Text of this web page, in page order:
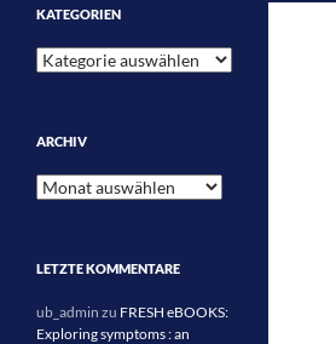
KATEGORIEN
Kategorien
ARCHIV
Archiv
LETZTE KOMMENTARE
ub_admin zu FRESH eBOOKS:
Exploring symptoms : an